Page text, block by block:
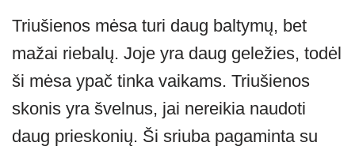
Triušienos mėsa turi daug baltymų, bet
mažai riebalų. Joje yra daug geležies, todėl
ši mėsa ypač tinka vaikams. Triušienos
skonis yra švelnus, jai nereikia naudoti
daug prieskonių. Ši sriuba pagaminta su